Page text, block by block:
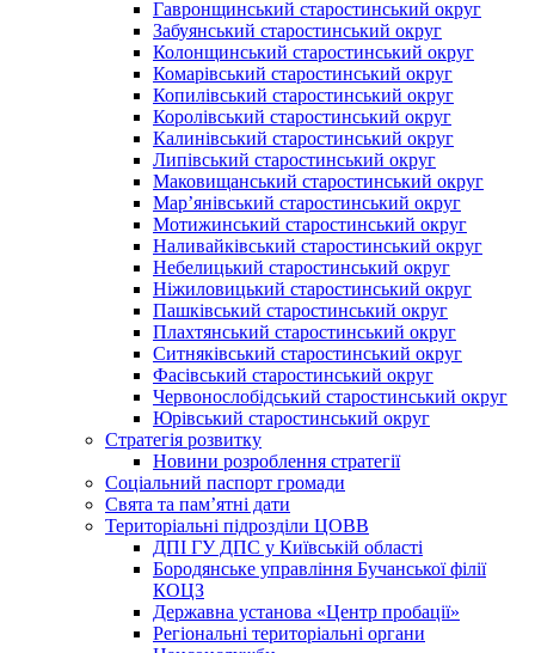
Гавронщинський старостинський округ
Забуянський старостинський округ
Колонщинський старостинський округ
Комарівський старостинський округ
Копилівський старостинський округ
Королівський старостинський округ
Калинівський старостинський округ
Липівський старостинський округ
Маковищанський старостинський округ
Мар’янівський старостинський округ
Мотижинський старостинський округ
Наливайківський старостинський округ
Небелицький старостинський округ
Ніжиловицький старостинський округ
Пашківський старостинський округ
Плахтянський старостинський округ
Ситняківський старостинський округ
Фасівський старостинський округ
Червонослобідський старостинський округ
Юрівський старостинський округ
Стратегія розвитку
Новини розроблення стратегії
Соціальний паспорт громади
Свята та пам’ятні дати
Територіальні підрозділи ЦОВВ
ДПІ ГУ ДПС у Київській області
Бородянське управління Бучанської філії
КОЦЗ
Державна установа «Центр пробації»
Регіональні територіальні органи